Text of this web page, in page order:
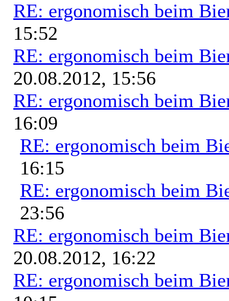
RE: ergonomisch beim
15:52
RE: ergonomisch beim
20.08.2012, 15:56
RE: ergonomisch beim
16:09
RE: ergonomisch beim
16:15
RE: ergonomisch beim
23:56
RE: ergonomisch beim
20.08.2012, 16:22
RE: ergonomisch beim